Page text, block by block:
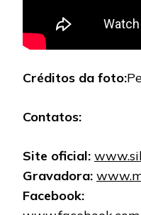
Créditos da foto:
Contatos:
Site oficial:
Gravadora:
Facebook: